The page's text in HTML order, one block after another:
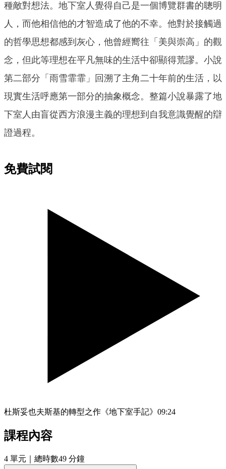
種敵對想法。地下室人覺得自己是一個博覽群書的聰明
人，而他相信他的才智造成了他的不幸。他對於接觸過
的哲學思想都感到灰心，他曾經嚮往「美與崇高」的觀
念，但此等理想在平凡無味的生活中卻顯得荒謬。小說
第二部分「雨雪霏霏」回溯了主角二十年前的生活，以
現實生活呼應第一部分的抽象概念。整篇小說暴露了地
下室人由盲從西方浪漫主義的理想到自我意識覺醒的辯
證過程。
免費試閱
杜斯妥也夫斯基的轉型之作《地下室手記》 09:24
課程內容
4 單元 ｜總時數49 分鐘